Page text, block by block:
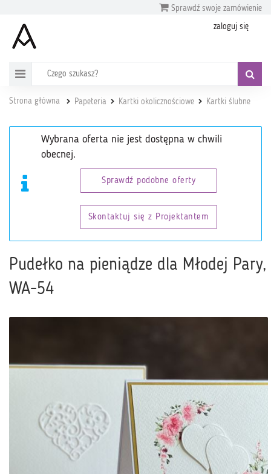
Sprawdź swoje zamówienie
zaloguj się
Strona główna Papeteria Kartki okolicznościowe Kartki ślubne
Wybrana oferta nie jest dostępna w chwili
obecnej.
Sprawdź podobne oferty
Skontaktuj się z Projektantem
Pudełko na pieniądze dla Młodej Pary,
WA-54